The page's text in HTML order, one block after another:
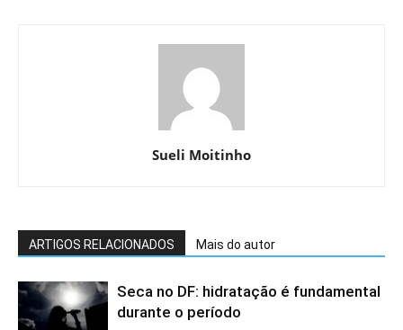
Sueli Moitinho
ARTIGOS RELACIONADOS Mais do autor
Seca no DF: hidratação é fundamental
durante o período